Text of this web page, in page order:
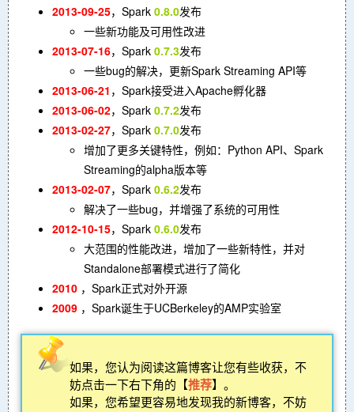
2013-09-25，Spark 0.8.0发布
一些新功能及可用性改进
2013-07-16，Spark 0.7.3发布
一些bug的解决，更新Spark Streaming API等
2013-06-21 ，Spark接受进入Apache孵化器
2013-06-02，Spark 0.7.2发布
2013-02-27，Spark 0.7.0发布
增加了更多关键特性，例如：Python API、Spark
Streaming的alpha版本等
2013-02-07，Spark 0.6.2发布
解决了一些bug，并增强了系统的可用性
2012-10-15，Spark 0.6.0发布
大范围的性能改进，增加了一些新特性，并对
Standalone部署模式进行了简化
2010 ，Spark正式对外开源
2009 ，Spark诞生于UCBerkeley的AMP实验室
如果，您认为阅读这篇博客让您有些收获，不
妨点击一下右下角的【推荐】。
如果，您希望更容易地发现我的新博客，不妨